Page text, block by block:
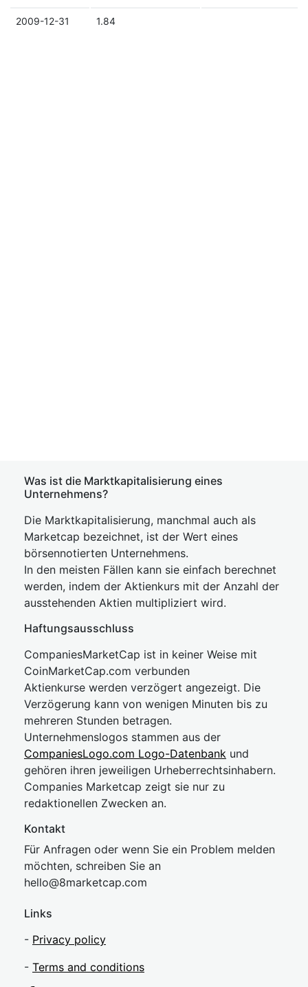
2009-12-31 1.84
Was ist die Marktkapitalisierung eines
Unternehmens?
Die Marktkapitalisierung, manchmal auch als
Marketcap bezeichnet, ist der Wert eines
börsennotierten Unternehmens.
In den meisten Fällen kann sie einfach berechnet
werden, indem der Aktienkurs mit der Anzahl der
ausstehenden Aktien multipliziert wird.
Haftungsausschluss
CompaniesMarketCap ist in keiner Weise mit
CoinMarketCap.com verbunden
Aktienkurse werden verzögert angezeigt. Die
Verzögerung kann von wenigen Minuten bis zu
mehreren Stunden betragen.
Unternehmenslogos stammen aus der
CompaniesLogo.com Logo-Datenbank und
gehören ihren jeweiligen Urheberrechtsinhabern.
Companies Marketcap zeigt sie nur zu
redaktionellen Zwecken an.
Kontakt
Für Anfragen oder wenn Sie ein Problem melden
möchten, schreiben Sie an
hello@8marketcap.com
Links
- Privacy policy
- Terms and conditions